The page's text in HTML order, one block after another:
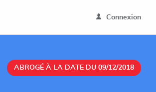
Connexion
ABROGÉ À LA DATE DU 09/12/2018